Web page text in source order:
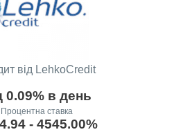
від LehkoCredit
0.09% в день
Процентна ставка
- 4545.00%